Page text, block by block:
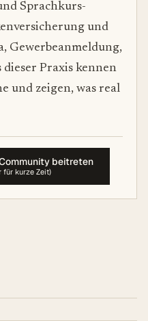
Sprachkurs-
und
Gewerbeanmeldung,
Praxis kennen
und zeigen, was real
beitreten
für kurze Zeit)